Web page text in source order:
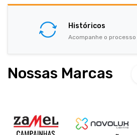
Históricos
Acompanhe o
Nossas Marcas